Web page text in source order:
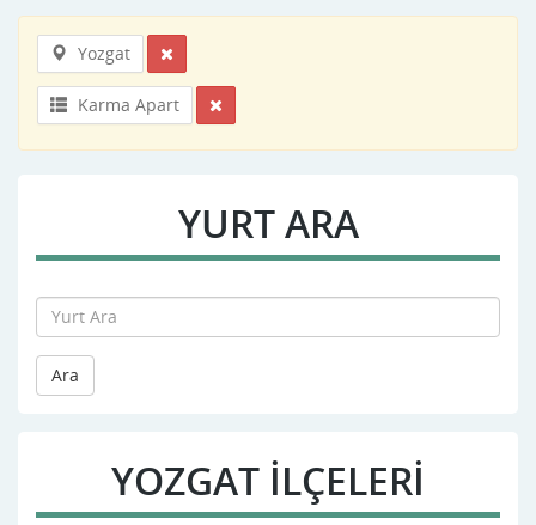
Yozgat
Karma Apart
YURT ARA
Ara
YOZGAT İLÇELERİ